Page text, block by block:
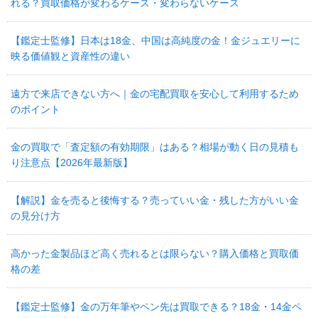
れる？買取価格が変わるケース・変わらないケース
【鑑定士監修】日本は18金、中国は高純度の金！金ジュエリーに
映る価値観と資産性の違い
遠方で来店できない方へ｜金の宅配買取を安心して利用するため
のポイント
金の買取で「査定額の有効期限」はある？相場が動く日の見積も
り注意点【2026年最新版】
【解説】金を売ると後悔する？売っていい金・残した方がいい金
の見分け方
高かった金製品ほど高く売れるとは限らない？購入価格と買取価
格の差
【鑑定士監修】金の万年筆やペン先は買取できる？18金・14金ペ